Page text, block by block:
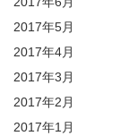
2017年5月
2017年4月
2017年3月
2017年2月
2017年1月